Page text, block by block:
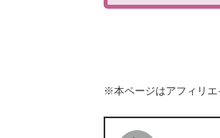
※本ページはアフィリエ